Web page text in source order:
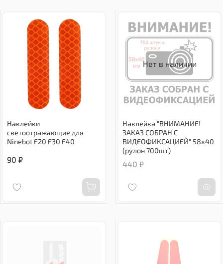
Наклейки
светоотражающие для
Ninebot F20 F30 F40
90 ₽
Нет в наличии
Наклейка "ВНИМАНИЕ!
ЗАКАЗ СОБРАН С
ВИДЕОФИКСАЦИЕЙ" 58х40
(рулон 700шт)
440 ₽